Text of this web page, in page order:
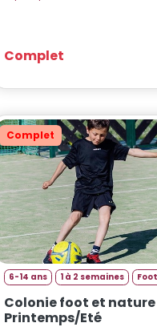
Complet
Complet
6-14 ans 1 à 2 semaines
Colonie foot et nature
Printemps/Eté